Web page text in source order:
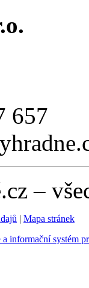
657
–
| Mapa stránek
a informační systém